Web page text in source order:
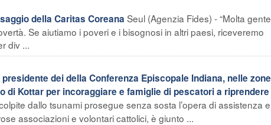
della Caritas Coreana Seul (Agenzia Fides) - “Molta gente
Se aiutiamo i poveri e i bisognosi in altri paesi, riceveremo
div ...
dei della Conferenza Episcopale Indiana, nelle zone
di Kottar per incoraggiare e famiglie di pescatori a riprendere
dallo tsunami prosegue senza sosta l’opera di assistenza e
associazioni e volontari cattolici, è giunto ...